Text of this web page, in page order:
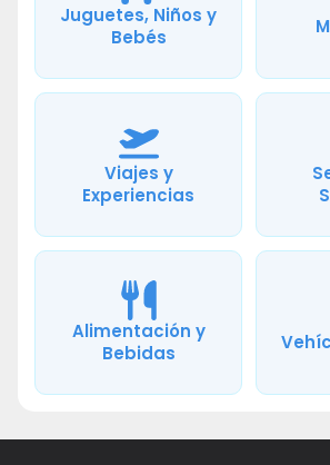
Juguetes, Niños y
Bebés
Viajes y
Experiencias
Alimentación y
Bebidas